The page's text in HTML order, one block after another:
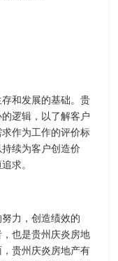
和发展的基础。贵
逻辑，以了解客户
作为工作的评价标
续为客户创造价
求。
力，创造绩效的
也是贵州庆炎房地
贵州庆炎房地产有